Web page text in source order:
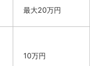
最大20万円
10万円